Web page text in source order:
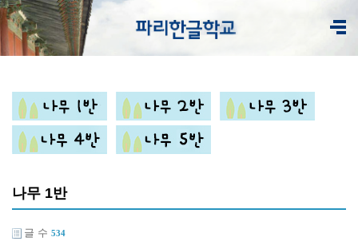
나무 1반
글 수 534